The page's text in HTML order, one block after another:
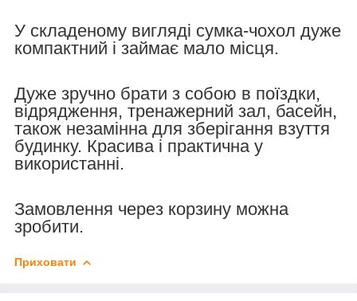
У складеному вигляді сумка-чохол дуже
компактний і займає мало місця.
Дуже зручно брати з собою в поїздки,
відрядження, тренажерний зал, басейн,
також незамінна для зберігання взуття
будинку. Красива і практична у
використанні.
Замовлення через корзину можна
зробити.
Приховати